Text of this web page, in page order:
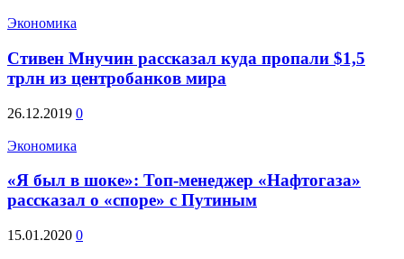
Экономика
Стивен Мнучин рассказал куда пропали $1,5
трлн из центробанков мира
26.12.2019 0
Экономика
«Я был в шоке»: Топ-менеджер «Нафтогаза»
рассказал о «споре» с Путиным
15.01.2020 0